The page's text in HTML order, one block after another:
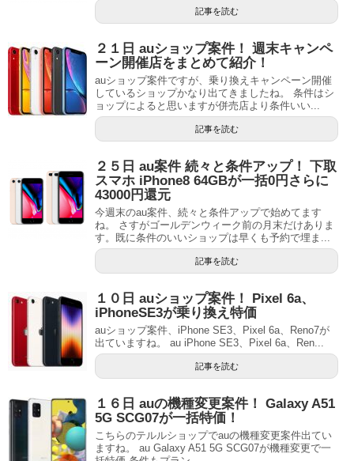
記事を読む
２１日 auショップ案件！ 週末キャンペ
ーン開催店をまとめて紹介！
auショップ案件ですが、乗り換えキャンペーン開催
しているショップかなり出てきましたね。 条件はシ
ョップによると思いますが併売店より条件いい...
記事を読む
２５日 au案件 続々と条件アップ！ 下取
スマホ iPhone8 64GBが一括0円さらに
43000円還元
今週末のau案件、続々と条件アップで始めてます
ね。 さすがゴールデンウィーク前の月末だけありま
す。既に条件のいいショップは早くも予約で埋ま...
記事を読む
１０日 auショップ案件！ Pixel 6a、
iPhoneSE3が乗り換え特価
auショップ案件、iPhone SE3、Pixel 6a、Reno7が
出ていますね。 au iPhone SE3、Pixel 6a、Ren...
記事を読む
１６日 auの機種変更案件！ Galaxy A51
5G SCG07が一括特価！
こちらのテルルショップでauの機種変更案件出てい
ますね。 au Galaxy A51 5G SCG07が機種変更で一